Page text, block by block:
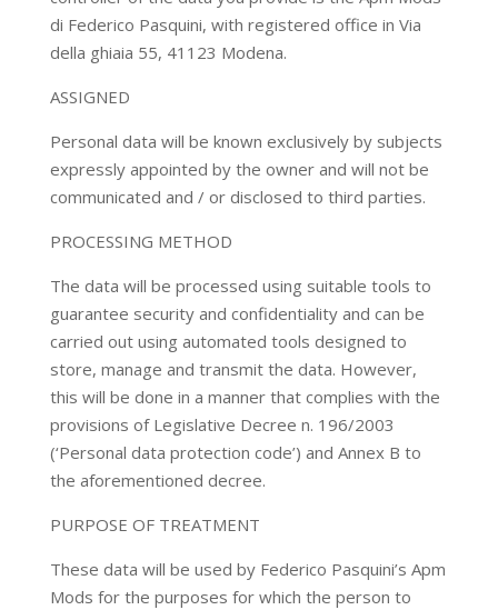
di Federico Pasquini, with registered office in Via
della ghiaia 55, 41123 Modena.
ASSIGNED
Personal data will be known exclusively by subjects
expressly appointed by the owner and will not be
communicated and / or disclosed to third parties.
PROCESSING METHOD
The data will be processed using suitable tools to
guarantee security and confidentiality and can be
carried out using automated tools designed to
store, manage and transmit the data. However,
this will be done in a manner that complies with the
provisions of Legislative Decree n. 196/2003
(‘Personal data protection code’) and Annex B to
the aforementioned decree.
PURPOSE OF TREATMENT
These data will be used by Federico Pasquini’s Apm
Mods for the purposes for which the person to